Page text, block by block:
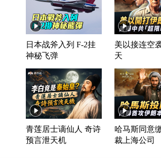
日本战斧入列 F-2挂
神秘飞弹
美以接连空
天
青莲居士谪仙人 奇诗
预言泄天机
哈马斯同意
裁上海公司